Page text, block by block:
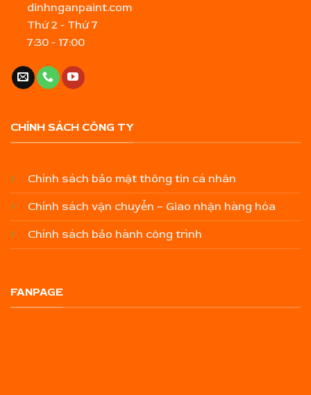
dinhnganpaint.com
Thứ 2 - Thứ 7
7:30 - 17:00
CHÍNH SÁCH CÔNG TY
Chính sách bảo mật thông tin cá nhân
Chính sách vận chuyển – Giao nhận hàng hóa
Chính sách bảo hành công trình
FANPAGE